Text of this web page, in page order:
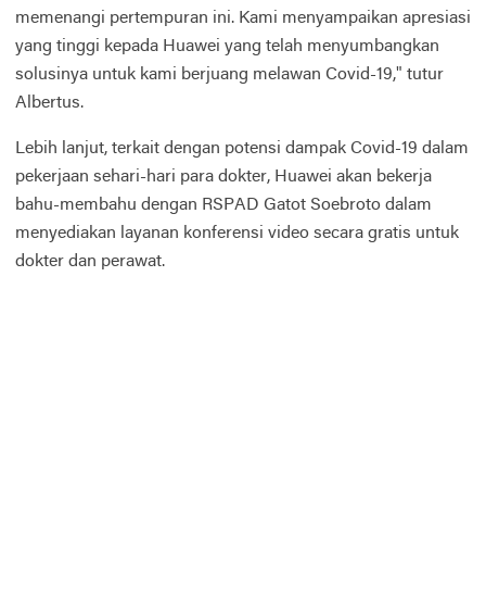
memenangi pertempuran ini. Kami menyampaikan apresiasi
yang tinggi kepada Huawei yang telah menyumbangkan
solusinya untuk kami berjuang melawan Covid-19," tutur
Albertus.
Lebih lanjut, terkait dengan potensi dampak Covid-19 dalam
pekerjaan sehari-hari para dokter, Huawei akan bekerja
bahu-membahu dengan RSPAD Gatot Soebroto dalam
menyediakan layanan konferensi video secara gratis untuk
dokter dan perawat.